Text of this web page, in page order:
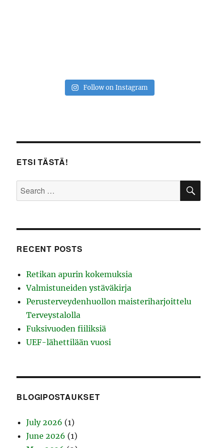
Follow on Instagram
ETSI TÄSTÄ!
Search
for:
RECENT POSTS
Retikan apurin kokemuksia
Valmistuneiden ystäväkirja
Perusterveydenhuollon maisteriharjoittelu
Terveystalolla
Fuksivuoden fiiliksiä
UEF-lähettilään vuosi
BLOGIPOSTAUKSET
July 2026 (1)
June 2026 (1)